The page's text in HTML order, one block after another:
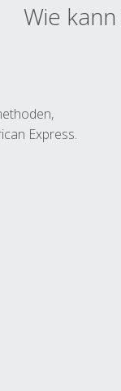
Wie
Express.